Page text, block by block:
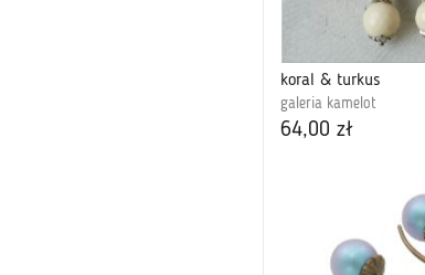
koral & turkus
galeria kamelot
64,00 zł